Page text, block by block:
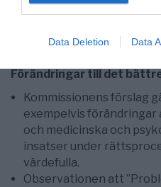
Data Deletion Data
påföljdssystemet kom att
enhetligt tänkande, som
och värdering av en
Förändringar till det
Kommissionens förslag
exempelvis
och medicinska och
insatser under
värdefulla.
Observationen att